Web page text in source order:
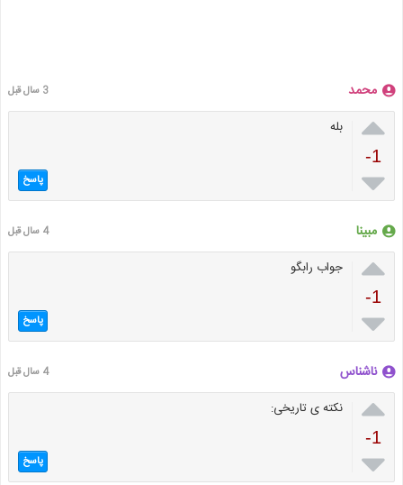
محمد 3 سال قبل

-1

بله
پاسخ
مبینا 4 سال قبل

-1

جواب رابگو
پاسخ
ناشناس 4 سال قبل

-1

نکته ی تاریخی:
پاسخ